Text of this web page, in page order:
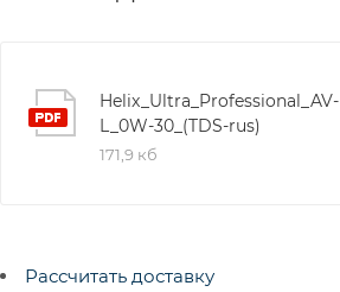
Helix_Ultra_Professional_AV-
L_0W-30_(TDS-rus)
171,9 кб
Рассчитать доставку